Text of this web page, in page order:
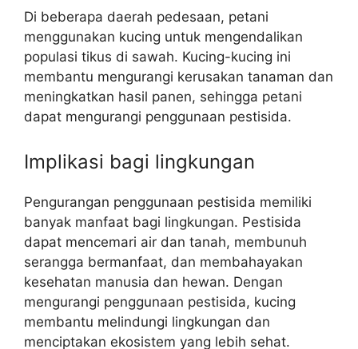
Di beberapa daerah pedesaan, petani
menggunakan kucing untuk mengendalikan
populasi tikus di sawah. Kucing-kucing ini
membantu mengurangi kerusakan tanaman dan
meningkatkan hasil panen, sehingga petani
dapat mengurangi penggunaan pestisida.
Implikasi bagi lingkungan
Pengurangan penggunaan pestisida memiliki
banyak manfaat bagi lingkungan. Pestisida
dapat mencemari air dan tanah, membunuh
serangga bermanfaat, dan membahayakan
kesehatan manusia dan hewan. Dengan
mengurangi penggunaan pestisida, kucing
membantu melindungi lingkungan dan
menciptakan ekosistem yang lebih sehat.